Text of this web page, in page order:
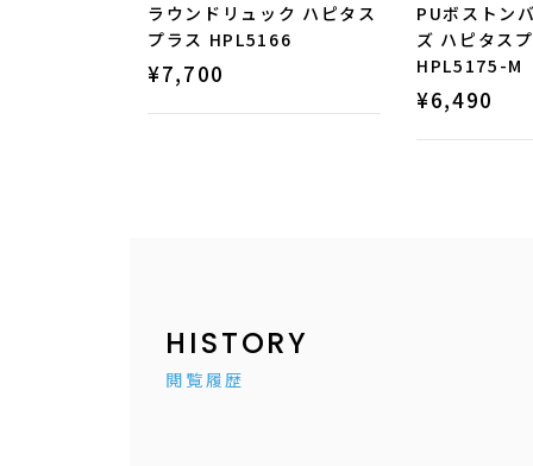
ラウンドリュック ハピタス
プラス HPL5166
¥7,700
PUボストン
ズ ハピタス
HPL5175-M
¥6,490
閲覧履歴
HISTORY